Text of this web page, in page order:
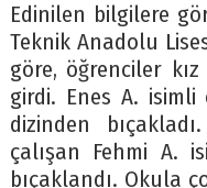
Edinilen bilgilere
Teknik Anadolu
göre, öğrenciler
girdi. Enes A. isimli
dizinden
çalışan Fehmi A.
bıçaklandı. Okula